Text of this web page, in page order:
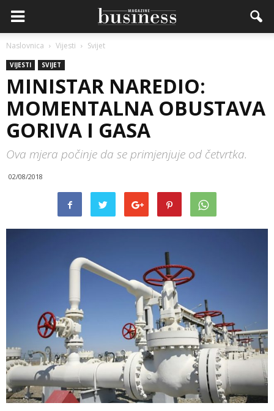
Naslovnica Vijesti Svijet
VIJESTI SVIJET
MINISTAR NAREDIO:
MOMENTALNA OBUSTAVA
GORIVA I GASA
Ova mjera počinje da se primjenjuje od četvrtka.
02/08/2018